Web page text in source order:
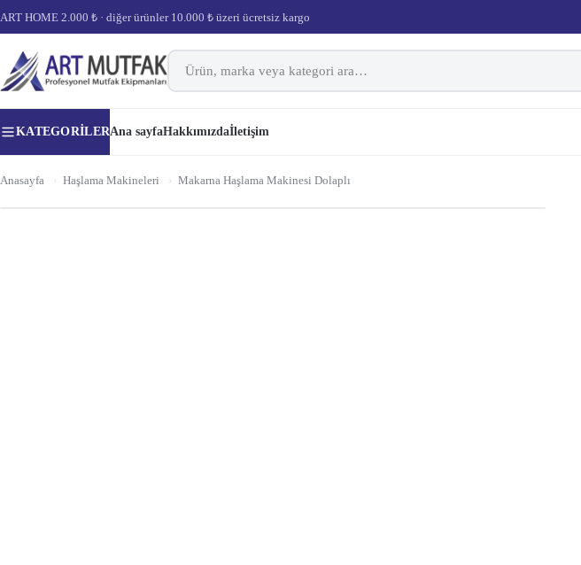
ART HOME 2.000 ₺ · diğer ürünler 10.000 ₺ üzeri ücretsiz kargo
KATEGORILERAna sayfaHakkımızdaİletişim
Anasayfa › Haşlama Makineleri › Makarna Haşlama Makinesi Dolaplı